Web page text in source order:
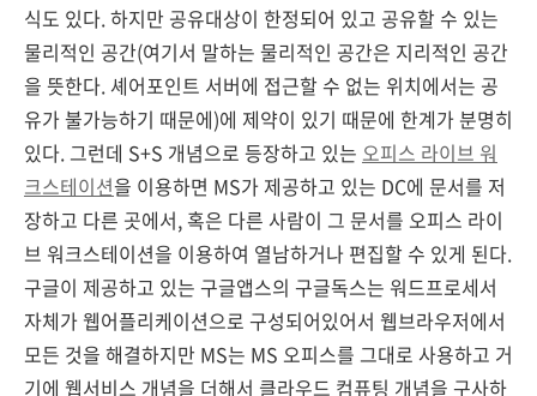
식도 있다. 하지만 공유대상이 한정되어 있고 공유할 수 있는
물리적인 공간(여기서 말하는 물리적인 공간은 지리적인 공간
을 뜻한다. 셰어포인트 서버에 접근할 수 없는 위치에서는 공
유가 불가능하기 때문에)에 제약이 있기 때문에 한계가 분명히
있다. 그런데 S+S 개념으로 등장하고 있는 오피스 라이브 워
크스테이션을 이용하면 MS가 제공하고 있는 DC에 문서를 저
장하고 다른 곳에서, 혹은 다른 사람이 그 문서를 오피스 라이
브 워크스테이션을 이용하여 열남하거나 편집할 수 있게 된다.
구글이 제공하고 있는 구글앱스의 구글독스는 워드프로세서
자체가 웹어플리케이션으로 구성되어있어서 웹브라우저에서
모든 것을 해결하지만 MS는 MS 오피스를 그대로 사용하고 거
기에 웹서비스 개념을 더해서 클라우드 컴퓨팅 개념을 구사하